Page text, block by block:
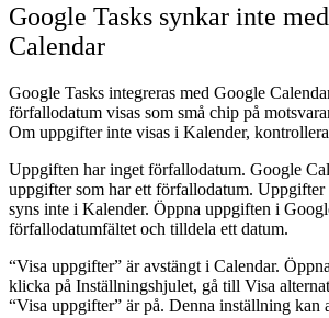
Google Tasks synkar inte
Calendar
Google Tasks integreras med Google
förfallodatum visas som små chip på
Om uppgifter inte visas i Kalender,
Uppgiften har inget förfallodatum. Google
uppgifter som har ett förfallodatum.
syns inte i Kalender. Öppna uppgiften i
förfallodatumfältet och tilldela ett datum.
“Visa uppgifter” är avstängt i Calendar.
klicka på Inställningshjulet, gå till Visa
“Visa uppgifter” är på. Denna inställning kan